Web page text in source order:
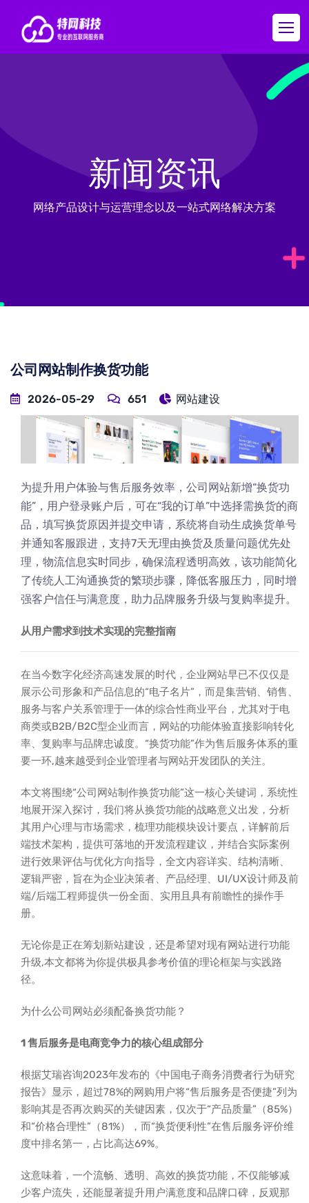
新闻资讯
网络产品设计与运营理念以及一站式网络解决方案
公司网站制作换货功能
2026-05-29 651 网站建设
为提升用户体验与售后服务效率，公司网站新增“换货功
能”，用户登录账户后，可在“我的订单”中选择需换货的商
品，填写换货原因并提交申请，系统将自动生成换货单号
并通知客服跟进，支持7天无理由换货及质量问题优先处
理，物流信息实时同步，确保流程透明高效，该功能简化
了传统人工沟通换货的繁琐步骤，降低客服压力，同时增
强客户信任与满意度，助力品牌服务升级与复购率提升。
从用户需求到技术实现的完整指南
在当今数字化经济高速发展的时代，企业网站早已不仅仅是
展示公司形象和产品信息的“电子名片”，而是集营销、销售、
服务与客户关系管理于一体的综合性商业平台，尤其对于电
商类或B2B/B2C型企业而言，网站的功能体验直接影响转化
率、复购率与品牌忠诚度。“换货功能”作为售后服务体系的重
要一环,越来越受到企业管理者与网站开发团队的关注。
本文将围绕“公司网站制作换货功能”这一核心关键词，系统性
地展开深入探讨，我们将从换货功能的战略意义出发，分析
其用户心理与市场需求，梳理功能模块设计要点，详解前后
端技术架构，提供可落地的开发流程建议，并结合实际案例
进行效果评估与优化方向指导，全文内容详实、结构清晰、
逻辑严密，旨在为企业决策者、产品经理、UI/UX设计师及前
端/后端工程师提供一份全面、实用且具有前瞻性的操作手
册。
无论你是正在筹划新站建设，还是希望对现有网站进行功能
升级,本文都将为你提供极具参考价值的理论框架与实践路
径。
为什么公司网站必须配备换货功能？
1 售后服务是电商竞争力的核心组成部分
根据艾瑞咨询2023年发布的《中国电子商务消费者行为研究
报告》显示，超过78%的网购用户将“售后服务是否便捷”列为
影响其是否再次购买的关键因素，仅次于“产品质量”（85%）
和“价格合理性”（81%），而“换货便利性”在售后服务评价维
度中排名第一，占比高达69%。
这意味着，一个流畅、透明、高效的换货功能，不仅能够减
少客户流失，还能显著提升用户满意度和品牌口碑，反观那